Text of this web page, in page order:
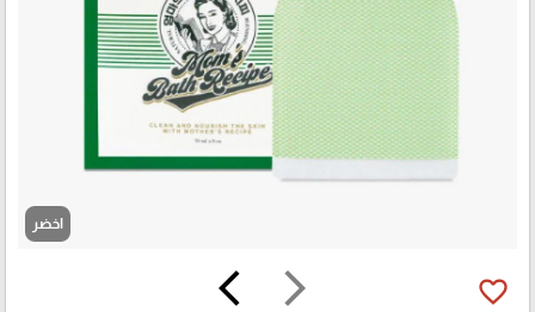
اخضر
arrow_forward_ios
arrow_back_ios favorite_border